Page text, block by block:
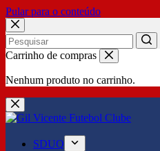
Pular para o conteúdo
No
Carrinho de compras
Nenhum produto no carrinho.
SDUQ